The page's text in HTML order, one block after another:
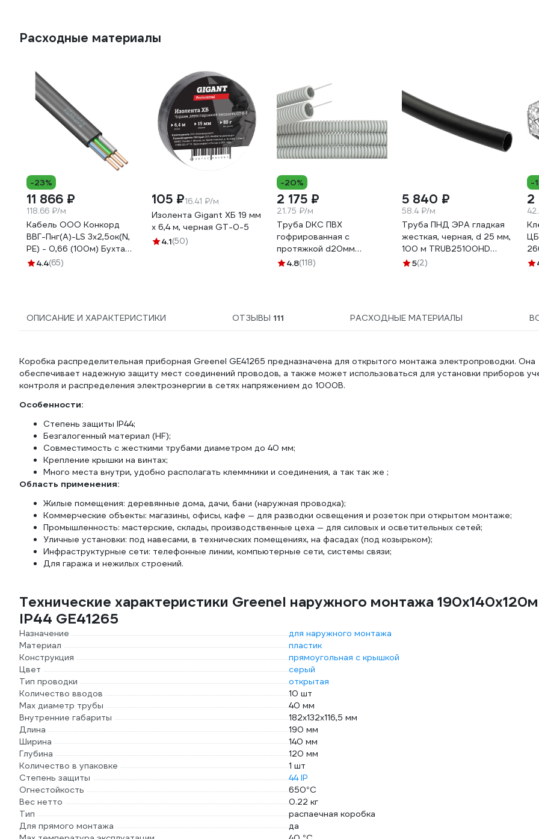
Расходные материалы
-23%
11 866 ₽
118.66 ₽/м
Кабель ООО Конкорд
ВВГ-Пнг(А)-LS 3x2,5ок(N,
PE) - 0,66 (100м) Бухта
100м 4663
4.4(65)
105 ₽16.41 ₽/м
Изолента Gigant ХБ 19 мм
х 6,4 м, черная GT-0-5
4.1(50)
-20%
2 175 ₽
21.75 ₽/м
Труба DKC ПВХ
гофрированная c
протяжкой d20мм
упаковка 100м
4.8(118)
5 840 ₽
58.4 ₽/м
Труба ПНД ЭРА гладкая
жесткая, черная, d 25 мм,
100 м TRUB25100HD
Б0052863
5(2)
-
2
ОПИСАНИЕ И ХАРАКТЕРИСТИКИ ОТЗЫВЫ 111 РАСХОДНЫЕ МАТЕРИАЛЫ
Коробка распределительная приборная Greenel GE41265 предназначена для открытого монтажа электропроводки. Она
обеспечивает надежную защиту мест соединений проводов, а также может использоваться для установки приборов
контроля и распределения электроэнергии в сетях напряжением до 1000В.
Особенности:
Степень защиты IP44;
Безгалогенный материал (HF);
Совместимость с жесткими трубами диаметром до 40 мм;
Крепление крышки на винтах;
Много места внутри, удобно располагать клеммники и соединения, а так так же ;
Область применения:
Жилые помещения: деревянные дома, дачи, бани (наружная проводка);
Коммерческие объекты: магазины, офисы, кафе — для разводки освещения и розеток при открытом монтаже;
Промышленность: мастерские, склады, производственные цеха — для силовых и осветительных сетей;
Уличные установки: под навесами, в технических помещениях, на фасадах (под козырьком);
Инфраструктурные сети: телефонные линии, компьютерные сети, системы связи;
Для гаража и нежилых строений.
Технические характеристики Greenel наружного монтажа
IP44 GE41265
Назначение
для наружного монтажа
Материал
пластик
Конструкция
прямоугольная с крышкой
Цвет
серый
Тип проводки
открытая
Количество вводов
10 шт
Max диаметр трубы
40 мм
Внутренние габариты
182х132х116,5 мм
Длина
190 мм
Ширина
140 мм
Глубина
120 мм
Количество в упаковке
1 шт
Степень защиты
44 IP
Огнестойкость
650°C
Вес нетто
0.22 кг
Тип
распаечная коробка
Для прямого монтажа
да